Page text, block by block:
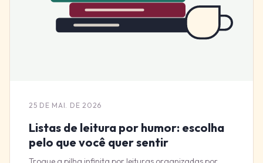
25 DE MAI. DE 2026
Listas de leitura por humor: escolha
pelo que você quer sentir